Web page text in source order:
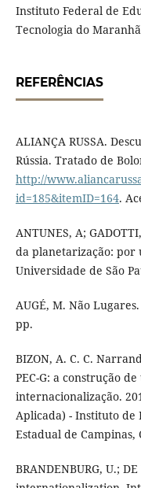
Instituto Federal de
Tecnologia do
REFERÊNCIAS
ALIANÇA RUSSA.
Rússia. Tratado de
http://
id=185&itemID=164.
ANTUNES, A;
da planetarização: por
Universidade de São
AUGÉ, M. Não
pp.
BIZON, A. C. C.
PEC-G: a construção
internacionalização.
Aplicada) - Instituto de
Estadual de Campinas,
BRANDENBURG, U.;